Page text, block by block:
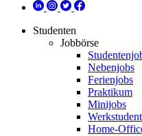
Studenten
Jobbörse
Nebenjobs
Ferienjobs
Praktikum
Minijobs
Werkstudent
Home-